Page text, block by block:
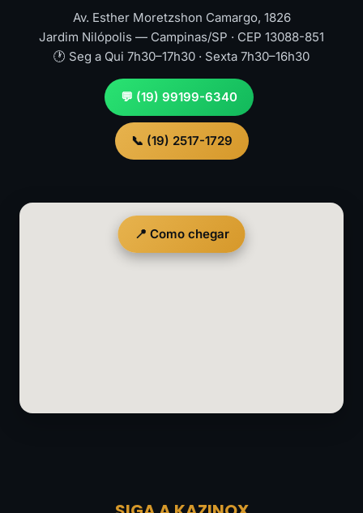
Av. Esther Moretzshon Camargo, 1826
Jardim Nilópolis — Campinas/SP · CEP 13088-851
🕐 Seg a Qui 7h30–17h30 · Sexta 7h30–16h30
💬 (19) 99199-6340
📞 (19) 2517-1729
📍 Como chegar